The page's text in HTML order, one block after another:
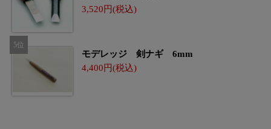
3,520
モデレッジ 剣ナギ 6mm
4,400